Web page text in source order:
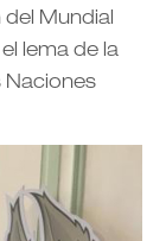
del Mundial
lema de la
Naciones